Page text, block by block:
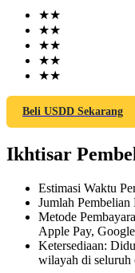
COIN-M
TradFi
Derivatif saham,
★★
★★
★★
★★
★★
Beli USDD Sekarang
Ikhtisar
Estimasi Waktu
Jumlah
Metode
Apple Pay,
Ketersediaan:
wilayah di seluruh